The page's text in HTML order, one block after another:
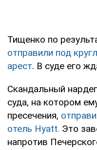
Тищенко по
отправили под
арест. В суде его
Скандальный
суда, на котором
пресечения,
отель Hyatt. Это
напротив